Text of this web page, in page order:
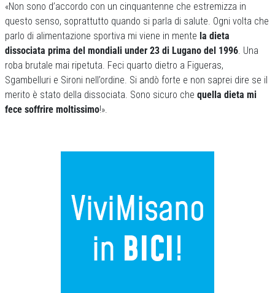
«Non sono d’accordo con un cinquantenne che estremizza in
questo senso, soprattutto quando si parla di salute. Ogni volta che
parlo di alimentazione sportiva mi viene in mente la dieta
dissociata prima del mondiali under 23 di Lugano del 1996. Una
roba brutale mai ripetuta. Feci quarto dietro a Figueras,
Sgambelluri e Sironi nell’ordine. Si andò forte e non saprei dire se il
merito è stato della dissociata. Sono sicuro che quella dieta mi
fece soffrire moltissimo!».